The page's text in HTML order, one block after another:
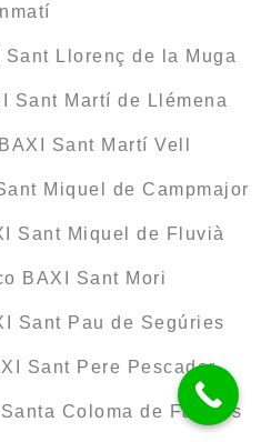
Llorenç de la Muga
Sant Martí de Llémena
Sant Martí Vell
Miquel de Campmajor
Sant Miquel de Fluvià
BAXI Sant Mori
Sant Pau de Segúries
Sant Pere Pescador
Coloma de Farners